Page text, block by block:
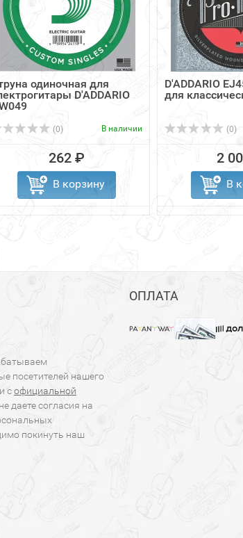
одиночная для
D'ADDARIO
(0) В наличии
262 ₽
В корзину
D'ADDARIO
для
(0)
2
В
посетителей нашего
софициальной
даете согласия на
покинуть наш
ОПЛАТА